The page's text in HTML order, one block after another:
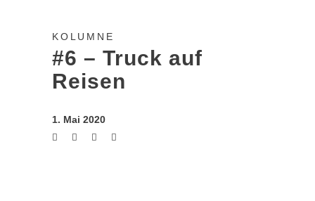
KOLUMNE
#6 – Truck auf
Reisen
1. Mai 2020